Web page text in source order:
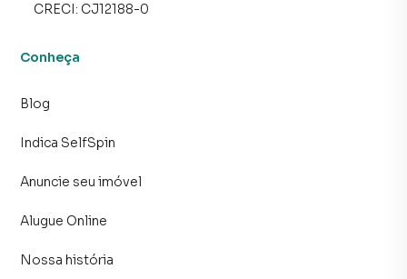
CRECI: CJ12188-0
Conheça
Blog
Indica SelfSpin
Anuncie seu imóvel
Alugue Online
Nossa história